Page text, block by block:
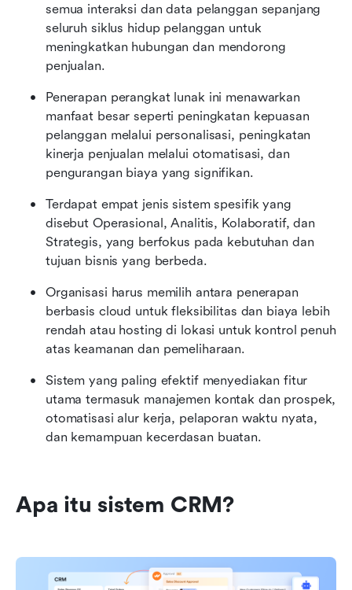
semua interaksi dan data pelanggan sepanjang
seluruh siklus hidup pelanggan untuk
meningkatkan hubungan dan mendorong
penjualan.
Penerapan perangkat lunak ini menawarkan
manfaat besar seperti peningkatan kepuasan
pelanggan melalui personalisasi, peningkatan
kinerja penjualan melalui otomatisasi, dan
pengurangan biaya yang signifikan.
Terdapat empat jenis sistem spesifik yang
disebut Operasional, Analitis, Kolaboratif, dan
Strategis, yang berfokus pada kebutuhan dan
tujuan bisnis yang berbeda.
Organisasi harus memilih antara penerapan
berbasis cloud untuk fleksibilitas dan biaya lebih
rendah atau hosting di lokasi untuk kontrol penuh
atas keamanan dan pemeliharaan.
Sistem yang paling efektif menyediakan fitur
utama termasuk manajemen kontak dan prospek,
otomatisasi alur kerja, pelaporan waktu nyata,
dan kemampuan kecerdasan buatan.
Apa itu sistem CRM?